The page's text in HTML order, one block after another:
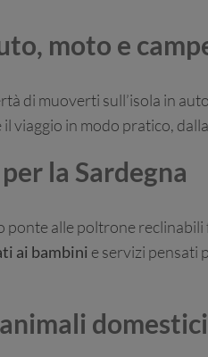
moto e
di muoverti sull’isola in
viaggio in modo pratico,
la Sardegna
alle poltrone
ai bambini e servizi pensati
domestici